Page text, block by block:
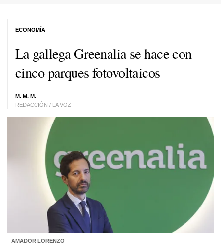
La gallega Greenalia se hace con
cinco parques fotovoltaicos
M. M. M.
REDACCIÓN / LA VOZ
ECONOMÍA
AMADOR LORENZO